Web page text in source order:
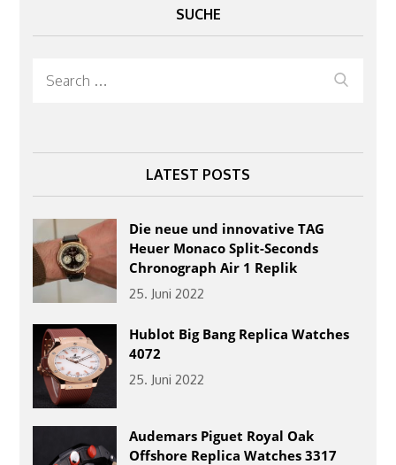
SUCHE
LATEST POSTS
Die neue und innovative TAG
Heuer Monaco Split-Seconds
Chronograph Air 1 Replik
25. Juni 2022
Hublot Big Bang Replica Watches
4072
25. Juni 2022
Audemars Piguet Royal Oak
Offshore Replica Watches 3317